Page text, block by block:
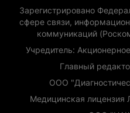
Зарегистрировано
сфере связи,
коммуникаций
Учредитель:
Главный
ООО
Медицинская